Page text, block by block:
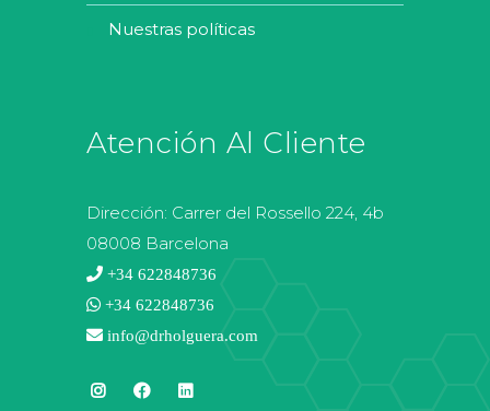
nuestras políticas
Atención Al Cliente
Dirección: Carrer del Rossello 224, 4b
08008 Barcelona
+34 622848736
+34 622848736
info@drholguera.com